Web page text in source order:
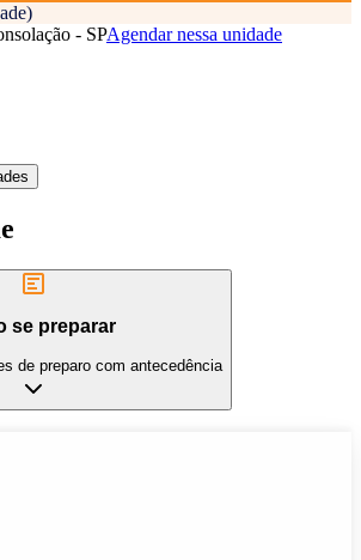
- SPAgendar nessa unidade
se preparar
de preparo com antecedência